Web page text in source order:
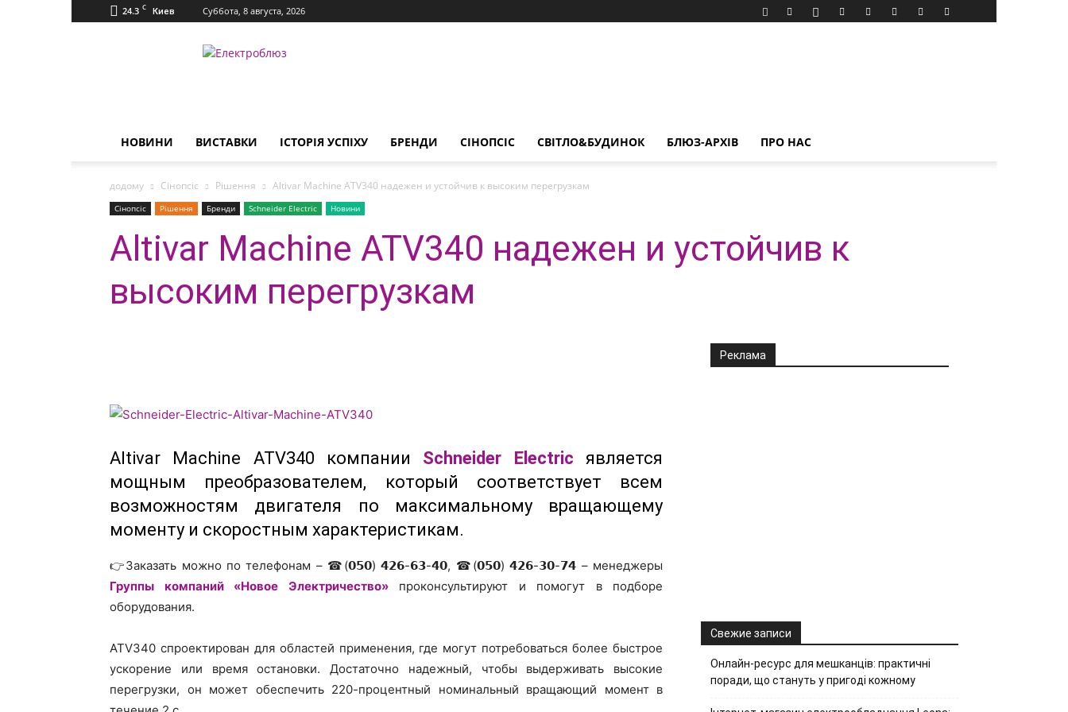
24.3 C Киев Суббота, 8 августа, 2026
Електроблюз
НОВИНИ ВИСТАВКИ ІСТОРІЯ УСПІХУ БРЕНДИ СІНОПСІС СВІТЛО&БУДИНОК БЛЮЗ-АРХІВ ПРО НАС
додому Сінопсіс Рішення Altivar Machine ATV340 надежен и устойчив к высоким перегрузкам
Сінопсіс Рішення Бренди Schneider Electric Новини
Altivar Machine ATV340 надежен и устойчив к
высоким перегрузкам
Altivar Machine ATV340 компании Schneider Electric является
мощным преобразователем, который соответствует всем
возможностям двигателя по максимальному вращающему
моменту и скоростным характеристикам.
👉Заказать можно по телефонам – ☎(𝟬𝟱𝟬) 𝟰𝟮𝟲-𝟲𝟯-𝟰𝟬, ☎(𝟬𝟱𝟬) 𝟰𝟮𝟲-𝟯𝟬-𝟳𝟰 – менеджеры
Группы компаний «Новое Электричество»проконсультируют и помогут в подборе
оборудования.
ATV340 спроектирован для областей применения, где могут потребоваться более быстрое
ускорение или время остановки. Достаточно надежный, чтобы выдерживать высокие
перегрузки, он может обеспечить 220-процентный номинальный вращающий момент в
Реклама
Свежие записи
Онлайн-ресурс для мешканців: практичні
поради, що стануть у пригоді кожному